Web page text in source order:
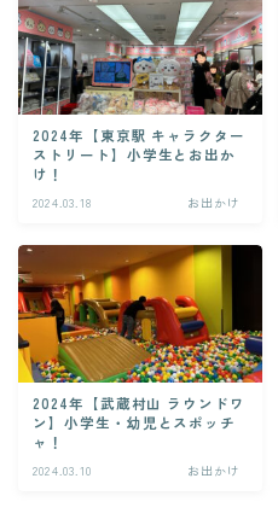
2024年【東京駅 キャラクター
ストリート】小学生とお出か
け！
2024.03.18 お出かけ
2024年【武蔵村山 ラウンドワ
ン】小学生・幼児とスポッチ
ャ！
2024.03.10 お出かけ